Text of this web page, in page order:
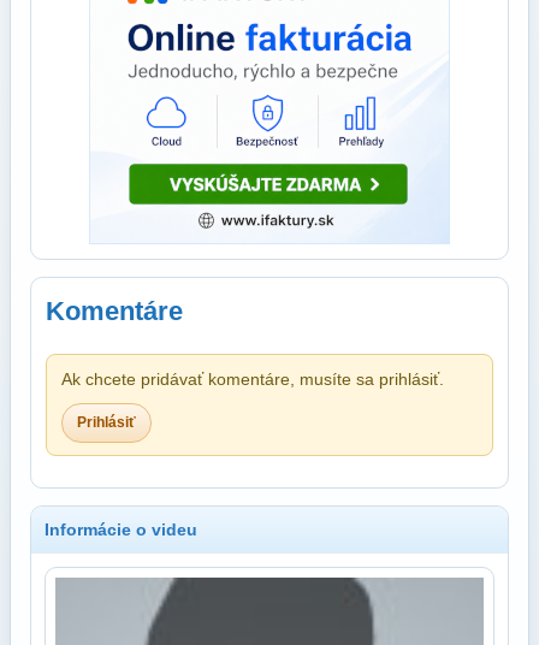
Komentáre
Ak chcete pridávať komentáre, musíte sa prihlásiť.
Prihlásiť
Informácie o videu